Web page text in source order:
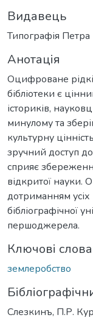
Видавець
Типографія Петра
Анотація
Оцифроване
бібліотеки є
істориків,
минулому та
культурну
зручний доступ
сприяє
відкритої науки.
дотриманням
бібліографічної
першоджерела.
Ключові слова
землеробство
Слезкинъ, П.Р.